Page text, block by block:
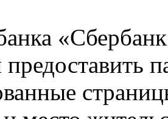
предоставить